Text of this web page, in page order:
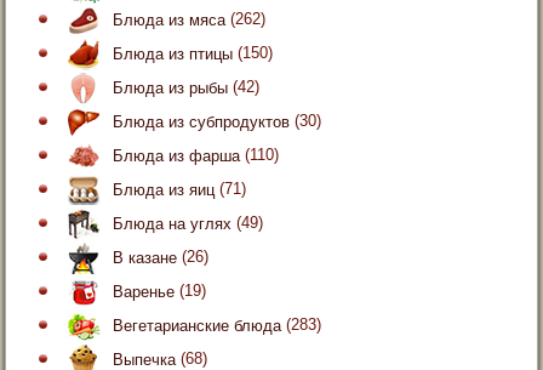
Блюда из мяса (262)
Блюда из птицы (150)
Блюда из рыбы (42)
Блюда из субпродуктов (30)
Блюда из фарша (110)
Блюда из яиц (71)
Блюда на углях (49)
В казане (26)
Варенье (19)
Вегетарианские блюда (283)
Выпечка (68)